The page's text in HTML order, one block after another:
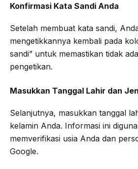
Konfirmasi Kata Sandi Anda
Setelah membuat kata sandi,
mengetikkannya kembali pada
sandi” untuk memastikan tidak
pengetikan.
Masukkan Tanggal Lahir dan
Selanjutnya, masukkan tanggal
kelamin Anda. Informasi ini
memverifikasi usia Anda dan
Google.